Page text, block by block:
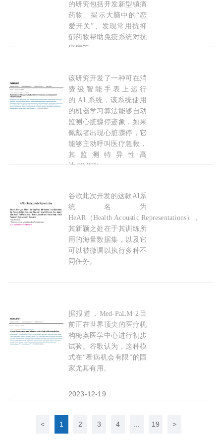
的研究包括开发新型镇痛
药物、揭示大脑中的“恋
爱开关”、发现常用抗抑
郁药物帮助免疫系统对抗
癌症等。
2025-05-26
谷歌华人小哥开发智能手表AI系统，监测心跳骤
该研究开发了一种可在消
费级智能手表上运行
的 AI 系统，该系统使用
的机器学习算法能够自动
监测心脏骤停迹象，如果
佩戴者出现心脏骤停，它
能够主动呼叫医疗急救，
其监测特异性高
达 99.99%。
2025-03-06
谷歌最新论文：用AI通过咳嗽声来诊断疾病
谷歌此次开发的这款AI系
统名为
HeAR（Health Acoustic Representations），
其新颖之处在于其训练所
用的海量数据集，以及它
可以被微调以执行多种不
同任务。
谷歌正式推出“医疗ChatGPT”——MedLM，达
据报道，Med-PaLM 2目
前正在世界顶尖的医疗机
构梅奥医学中心进行初步
试验。谷歌认为，这种模
式在“看病机会有限”的国
家尤其有用。
2023-12-19
< 1 2 3 4 19 >